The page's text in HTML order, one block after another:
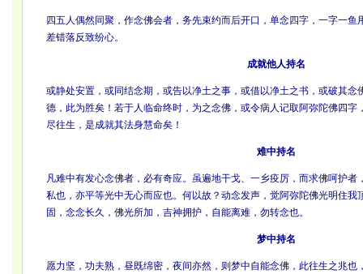
四五人偶然同聚，作念佛会者，务先束约而后开口，单念四字，一字一鱼
差错落反致纷心。
成就他人持名
或静处安置，或同结念期，或告以净土之事，或借以净土之书，或破其念
德，此为胜矣！若于人临命终时，为之念佛，或令病人记取阿弥陀佛四字
尽往生，是成就其法身慧命矣！
难中持名
凡难中有发心念佛者，必有奇应。虽遍地干戈、一乡疫厉，而求佛呵护者
私也，亦平等光中无心而应也。何以故？动念发声，觉阿弥陀佛光明住我
固，念念长久，佛光所加，吉神拥护，自能离难，勿转念也。
梦中持名
愿力坚，功夫熟，昼既绵密，夜间亦然，则梦中自能念佛，此往生之兆也